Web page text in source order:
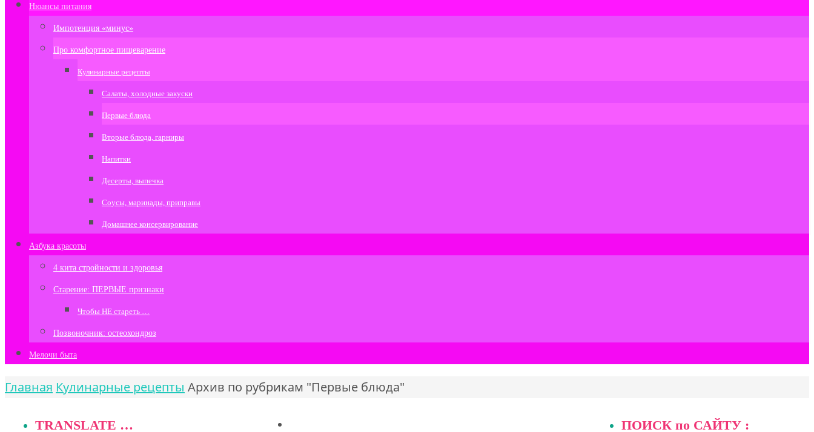
Нюансы питания
Импотенция «минус»
Про комфортное пищеварение
Кулинарные рецепты
Салаты, холодные закуски
Первые блюда
Вторые блюда, гарниры
Напитки
Десерты, выпечка
Соусы, маринады, приправы
Домашнее консервирование
Азбука красоты
4 кита стройности и здоровья
Старение: ПЕРВЫЕ признаки
Чтобы НЕ стареть …
Позвоночник: остеохондроз
Мелочи быта
Главная Кулинарные рецепты Архив по рубрикам "Первые блюда"
TRANSLATE … ПОИСК по САЙТУ :